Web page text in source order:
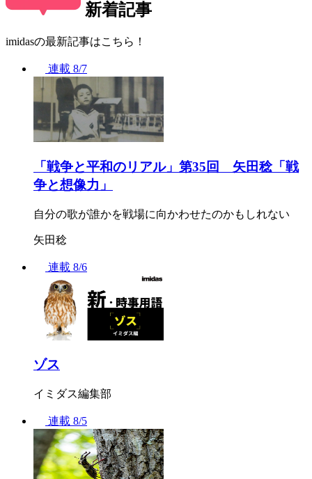
新着記事
imidasの最新記事はこちら！
連載 8/7
「戦争と平和のリアル」第35回 矢田稔「戦
争と想像力」
自分の歌が誰かを戦場に向かわせたのかもしれない
矢田稔
連載 8/6
ゾス
イミダス編集部
連載 8/5